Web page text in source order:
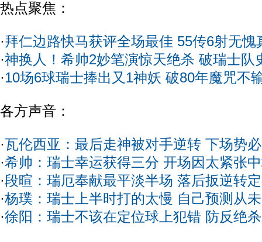
热点聚焦：
·拜仁边路快马获评全场最佳 55传6射无愧
·神换人！希帅2妙笔演惊天绝杀 破瑞士队
·10场6球瑞士捧出又1神妖 破80年魔咒不
各方声音：
·瓦伦西亚：最后走神被对手逆转 下场势
·希帅：瑞士幸运获得三分 开场因太紧张
·段暄：瑞厄奉献最平淡半场 落后扳逆转
·杨璞：瑞士上半时打的太慢 自己预测从
·徐阳：瑞士不该在定位球上犯错 防反绝